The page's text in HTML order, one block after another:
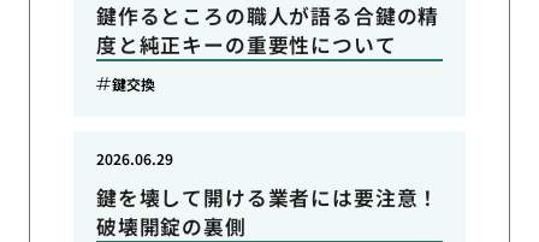
鍵作るところの職人が語る合鍵の精
度と純正キーの重要性について
鍵交換
鍵を壊して開ける業者には要注意！
破壊開錠の裏側
2026.06.29